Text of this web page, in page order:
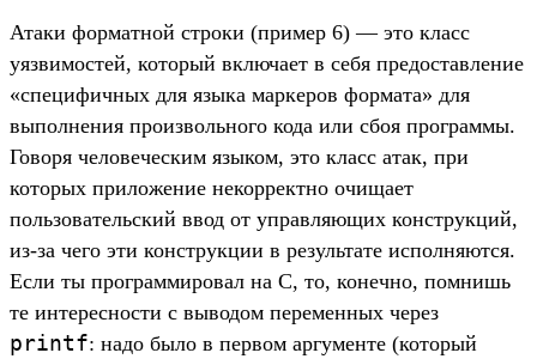
Атаки форматной строки (пример 6) — это класс
уязвимостей, который включает в себя предоставление
«специфичных для языка маркеров формата» для
выполнения произвольного кода или сбоя программы.
Говоря человеческим языком, это класс атак, при
которых приложение некорректно очищает
пользовательский ввод от управляющих конструкций,
из-за чего эти конструкции в результате исполняются.
Если ты программировал на С, то, конечно, помнишь
те интересности с выводом переменных через
printf: надо было в первом аргументе (который